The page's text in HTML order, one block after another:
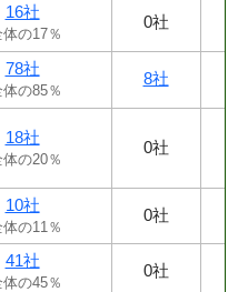
16社
体の17％
0社
78社
体の85％
8社
18社
体の20％
0社
10社
体の11％
0社
41社
体の45％
0社